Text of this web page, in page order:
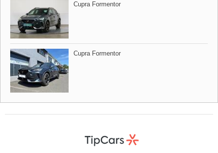
Cupra Formentor
Cupra Formentor